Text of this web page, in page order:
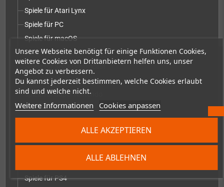
Unsere Webseite benötigt für einige Funktionen Cookies,
weitere Cookies von Drittanbietern helfen uns, unser
Angebot zu verbessern.
Du kannst jederzeit bestimmen, welche Cookies erlaubt
sind und welche nicht.
Weitere Informationen Cookies anpassen
ALLE ABLEHNEN
ALLE AKZEPTIEREN
Spiele für Atari Lynx
Spiele für PC
Spiele für macOS
Spiele für Evercade
Spiele für Sega Dreamcast
Spiele für Nintendo NES
Spiele für Super Nintendo
Spiele für Nintendo 64
Spiele für PS4